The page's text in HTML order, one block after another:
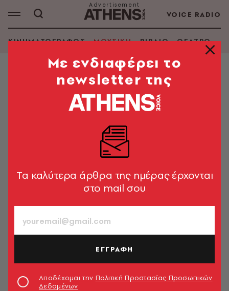
VOICE RADIO
ΚΙΝΗΜΑΤΟΓΡΑΦΟΣ ΜΟΥΣΙΚΗ ΒΙΒΛΙΟ ΘΕΑΤΡΟ -
Το Κλαμπ των 27: Ζήσε γρήγορα,
πέθανε νέος
Στις 3 Ιουλίου συμπληρώνονται 54 χρόνια από τον
θάνατο του Τζιμ Μόρισον
Γιώργος Φλωράκης
964
Mε ενδιαφέρει το
newsletter της
Tα καλύτερα άρθρα της ημέρας έρχονται
στο mail σου
ΕΓΓΡΑΦΗ
Αποδέχομαι την Πολιτική Προστασίας Προσωπικών
Δεδομένων